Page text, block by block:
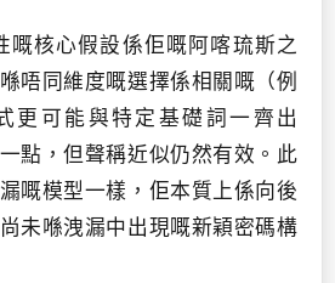
嘅核心假設係佢嘅阿喀琉斯之
唔同維度嘅選擇係相關嘅（例
更可能與特定基礎詞一齊出
點，但聲稱近似仍然有效。此
嘅模型一樣，佢本質上係向後
未喺洩漏中出現嘅新穎密碼構